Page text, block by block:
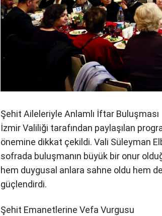
Şehit Aileleriyle Anlamlı İftar Buluşması
İzmir Valiliği tarafından paylaşılan
önemine dikkat çekildi. Vali Süleyman
sofrada buluşmanın büyük bir onur
hem duygusal anlara sahne oldu hem
güçlendirdi.
Şehit Emanetlerine Vefa Vurgusu